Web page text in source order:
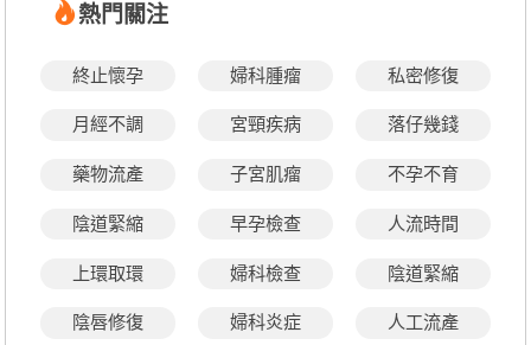
熱門關注
終止懷孕 婦科腫瘤 私密修復
月經不調 宮頸疾病 落仔幾錢
藥物流產 子宮肌瘤 不孕不育
陰道緊縮 早孕檢查 人流時間
上環取環 婦科檢查 陰道緊縮
陰唇修復 婦科炎症 人工流產